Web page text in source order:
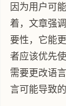
因为用户可
着，文章强
要性，它能
者应该优先
需要更改语
言可能导致